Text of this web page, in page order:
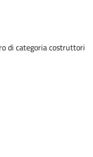
di categoria costruttori